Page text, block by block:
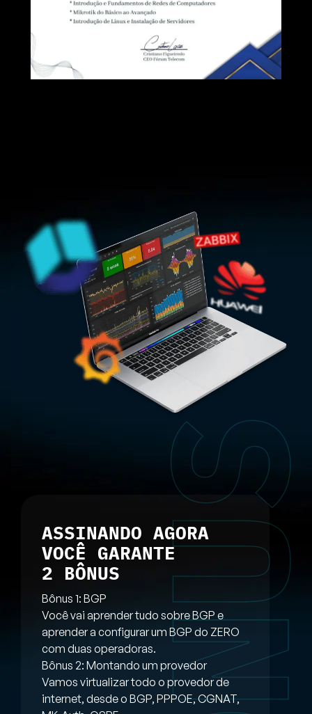
ASSINANDO AGORA
VOCÊ GARANTE
2 BÔNUS
Bônus 1: BGP
Você vai aprender tudo sobre BGP e
aprender a configurar um BGP do ZERO
com duas operadoras.
Bônus 2: Montando um provedor
Vamos virtualizar todo o provedor de
internet, desde o BGP, PPPOE, CGNAT,